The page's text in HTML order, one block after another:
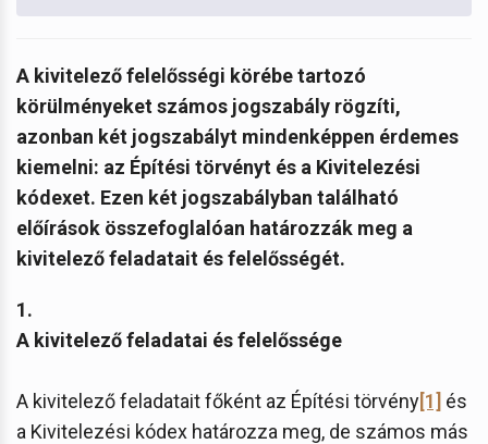
A kivitelező felelősségi körébe tartozó
körülményeket számos jogszabály rögzíti,
azonban két jogszabályt mindenképpen érdemes
kiemelni: az Építési törvényt és a Kivitelezési
kódexet. Ezen két jogszabályban található
előírások összefoglalóan határozzák meg a
kivitelező feladatait és felelősségét.
1.
A kivitelező feladatai és felelőssége
A kivitelező feladatait főként az Építési törvény[1] és
a Kivitelezési kódex határozza meg, de számos más